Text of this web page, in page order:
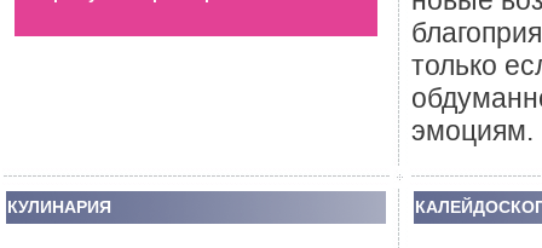
ангела. Это —
только
эмоциям.
КУЛИНАРИЯ